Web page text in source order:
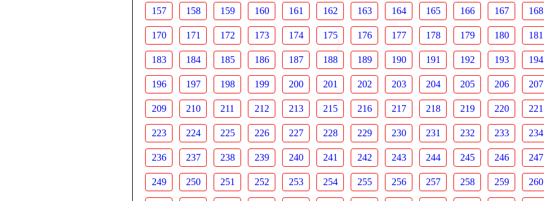
157 158 159 160 161 162 163 164 165 166 167 168
170 171 172 173 174 175 176 177 178 179 180 181
183 184 185 186 187 188 189 190 191 192 193 194
196 197 198 199 200 201 202 203 204 205 206 207
209 210 211 212 213 215 216 217 218 219 220 221
223 224 225 226 227 228 229 230 231 232 233 234
236 237 238 239 240 241 242 243 244 245 246 247
249 250 251 252 253 254 255 256 257 258 259 260